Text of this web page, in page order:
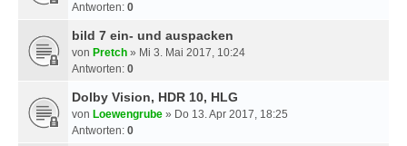
Antworten: 0
bild 7 ein- und auspacken
von Pretch » Mi 3. Mai 2017, 10:24
Antworten: 0
Dolby Vision, HDR 10, HLG
von Loewengrube » Do 13. Apr 2017, 18:25
Antworten: 0